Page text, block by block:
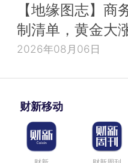
【地缘图志】商
制清单，黄金大
2026年08月06日
财新移动